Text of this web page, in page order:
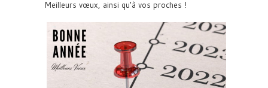
Meilleurs vœux, ainsi qu’à vos proches !